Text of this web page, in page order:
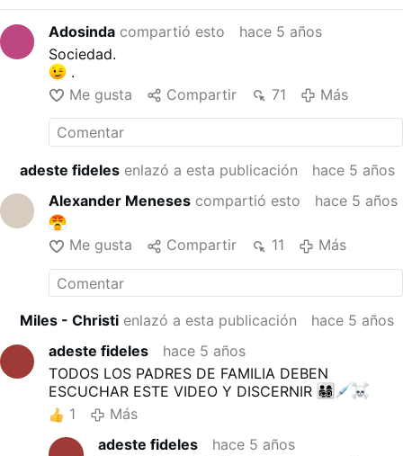
Adosinda compartió esto
hace 5 años
Sociedad.
.
Me gusta
Compartir 71 Más
adeste fideles enlazó a esta publicación
hace 5 años
Alexander Meneses compartió esto hace 5 años
Me gusta Compartir 11 Más
Miles - Christi enlazó a esta publicación
hace 5 años
adeste fideles
hace 5 años
TODOS LOS PADRES DE FAMILIA DEBEN
ESCUCHAR ESTE VIDEO Y DISCERNIR
1
Más
adeste fideles
hace 5 años